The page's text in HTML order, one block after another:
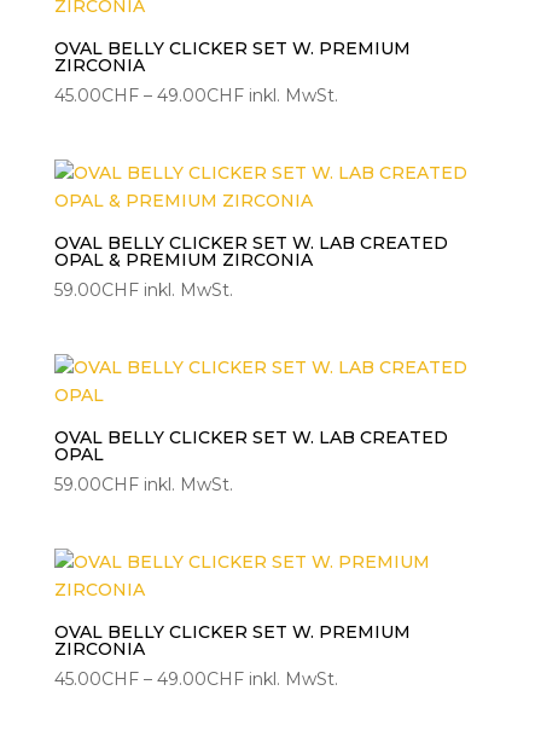
OVAL BELLY CLICKER SET W. PREMIUM
ZIRCONIA
45.00CHF – 49.00CHFPreisspanne:
49.00CHF
inkl. MwSt.
OVAL BELLY CLICKER SET W. LAB CREATED
OPAL & PREMIUM ZIRCONIA
59.00CHF inkl. MwSt.
OVAL BELLY CLICKER SET W. LAB CREATED
OPAL
59.00CHF inkl. MwSt.
OVAL BELLY CLICKER SET W. PREMIUM
ZIRCONIA
45.00CHF – 49.00CHFPreisspanne:
inkl. MwSt.